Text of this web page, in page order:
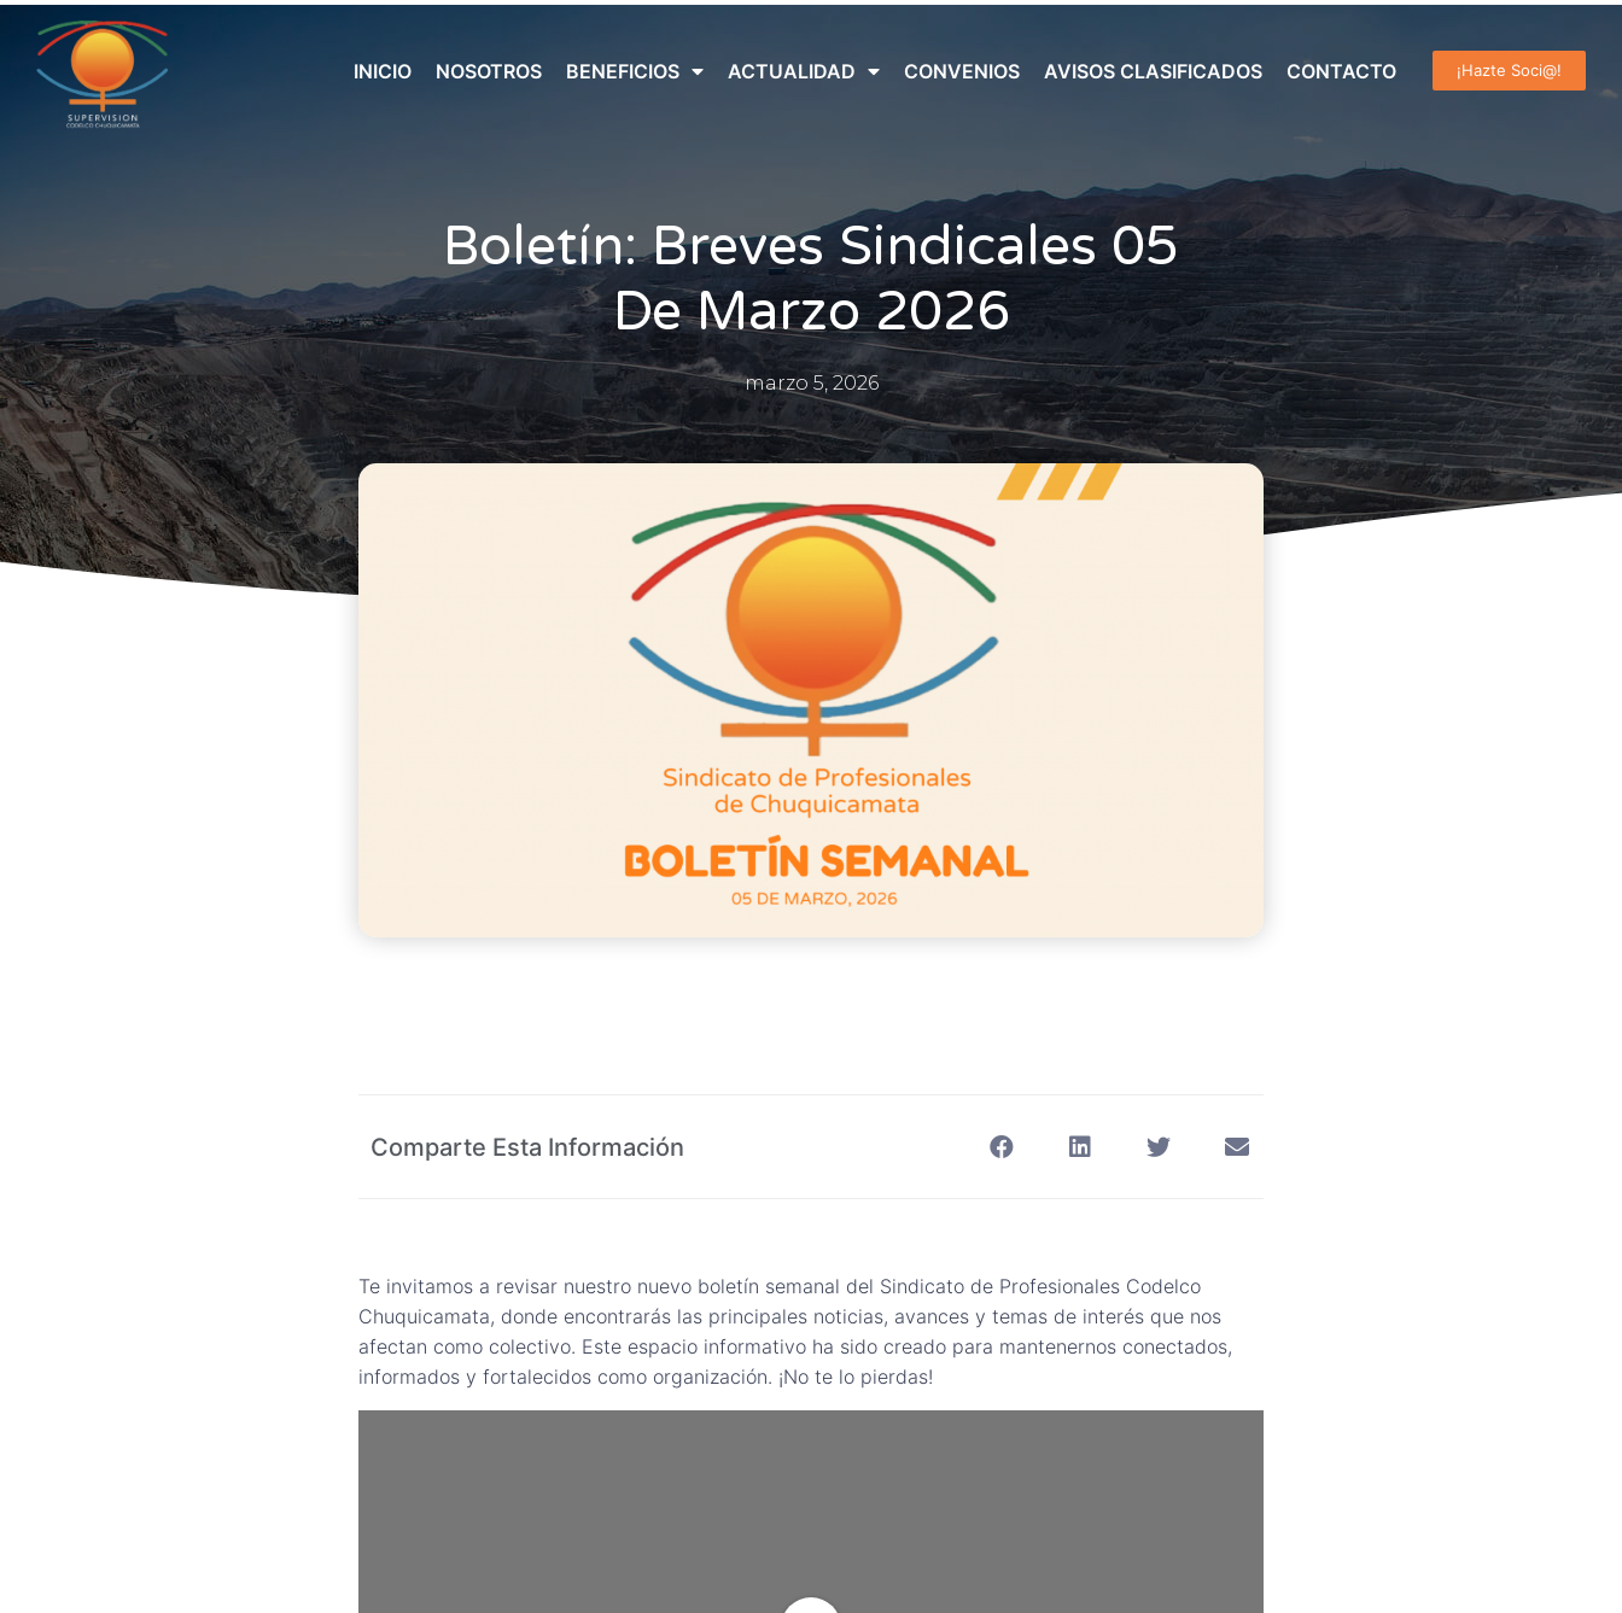
INICIO NOSOTROS BENEFICIOS ACTUALIDAD CONVENIOS AVISOS CLASIFICADOS CONTACTO ¡Hazte Soci@!
Boletín: Breves Sindicales 05
De Marzo 2026
marzo 5, 2026
Comparte Esta Información
Te invitamos a revisar nuestro nuevo boletín semanal del Sindicato de Profesionales Codelco
Chuquicamata, donde encontrarás las principales noticias, avances y temas de interés que nos
afectan como colectivo. Este espacio informativo ha sido creado para mantenernos conectados,
informados y fortalecidos como organización. ¡No te lo pierdas!